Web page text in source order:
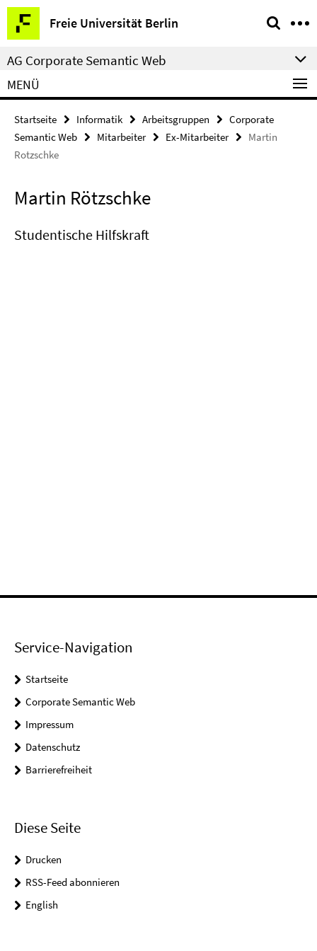
Springe
direkt
zu
Inhalt
Freie Universität Berlin
Service-
Navigation
AG Corporate Semantic Web
MENÜ
Startseite Informatik Arbeitsgruppen
Corporate
Semantic Web
Mitarbeiter Ex-Mitarbeiter
Martin
Rotzschke
Martin Rötzschke
Studentische Hilfskraft
Service-Navigation
Startseite
Corporate Semantic Web
Impressum
Datenschutz
Barrierefreiheit
Diese Seite
Drucken
RSS-Feed abonnieren
English